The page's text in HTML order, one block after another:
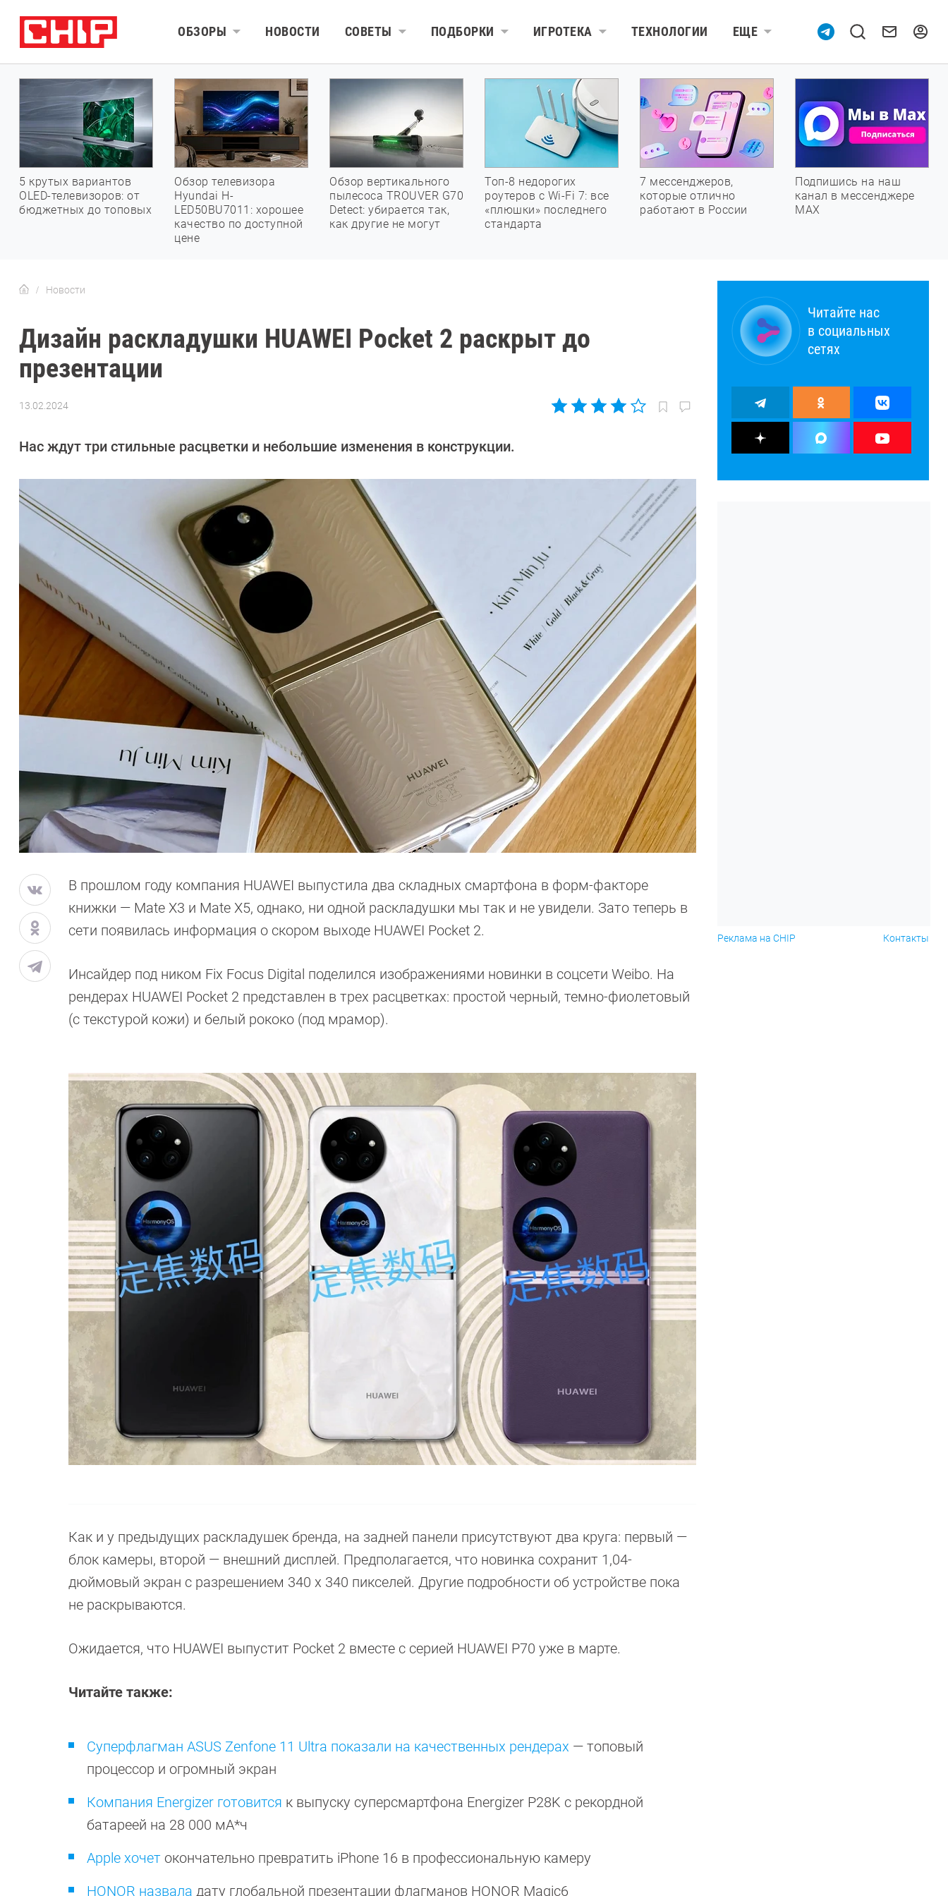
ОБЗОРЫ НОВОСТИ СОВЕТЫ ПОДБОРКИ ИГРОТЕКА ТЕХНОЛОГИИ ЕЩЕ
5 крутых вариантов
OLED-телевизоров: от
бюджетных до топовых
Обзор телевизора
Hyundai H-
LED50BU7011: хорошее
качество по доступной
цене
Обзор вертикального
пылесоса TROUVER G70
Detect: убирается так,
как другие не могут
Топ-8 недорогих
роутеров с Wi-Fi 7: все
«плюшки» последнего
стандарта
7 мессенджеров,
которые отлично
работают в России
Подпишись на наш
канал в мессенджере
МАХ
Новости
Дизайн раскладушки HUAWEI Pocket 2 раскрыт до
презентации
13.02.2024
Довлатова
Нас ждут три стильные расцветки и небольшие изменения в конструкции.
В прошлом году компания HUAWEI выпустила два складных смартфона в форм-факторе
книжки — Mate X3 и Mate X5, однако, ни одной раскладушки мы так и не увидели. Зато теперь в
сети появилась информация о скором выходе HUAWEI Pocket 2.
Инсайдер под ником Fix Focus Digital поделился изображениями новинки в соцсети Weibo. На
рендерах HUAWEI Pocket 2 представлен в трех расцветках: простой черный, темно-фиолетовый
(с текстурой кожи) и белый рококо (под мрамор).
Как и у предыдущих раскладушек бренда, на задней панели присутствуют два круга: первый —
блок камеры, второй — внешний дисплей. Предполагается, что новинка сохранит 1,04-
дюймовый экран с разрешением 340 x 340 пикселей. Другие подробности об устройстве пока
не раскрываются.
Ожидается, что HUAWEI выпустит Pocket 2 вместе с серией HUAWEI P70 уже в марте.
Читайте также:
Суперфлагман ASUS Zenfone 11 Ultra показали на качественных рендерах — топовый
процессор и огромный экран
Компания Energizer готовится к выпуску суперсмартфона Energizer P28K с рекордной
батареей на 28 000 мА*ч
Apple хочет окончательно превратить iPhone 16 в профессиональную камеру
HONOR назвала дату глобальной презентации флагманов HONOR Magic6
Читайте нас
в социальных
сетях
Реклама на CHIP Контакты